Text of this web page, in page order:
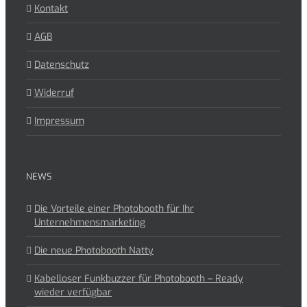
Kontakt
AGB
Datenschutz
Widerruf
Impressum
NEWS
Die Vorteile einer Photobooth für Ihr
Unternehmensmarketing
Die neue Photobooth Natty
Kabelloser Funkbuzzer für Photobooth – Ready
wieder verfügbar